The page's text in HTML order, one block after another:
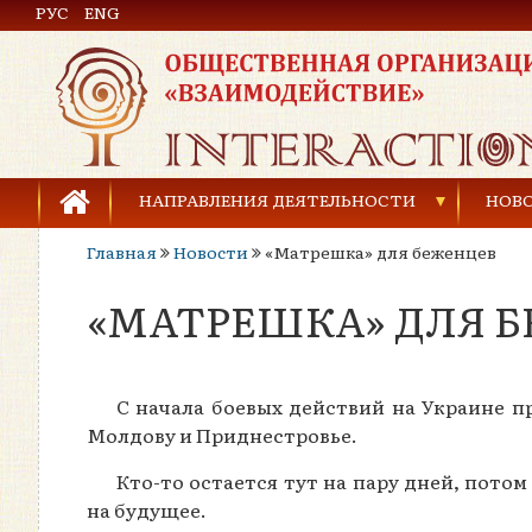
Общественная организация «Взаимодействие»
РУС ENG
НАПРАВЛЕНИЯ ДЕЯТЕЛЬНОСТИ
Предупреждение торговли людьми
Предупреждение насилия в семье
Развитие детей и молодёжи
Главная
Новости «Матрешка» для беженцев
«МАТРЕШКА» ДЛЯ
С начала боевых действий на Украине
Молдову и Приднестровье.
Кто-то остается тут на пару дней,
на будущее.